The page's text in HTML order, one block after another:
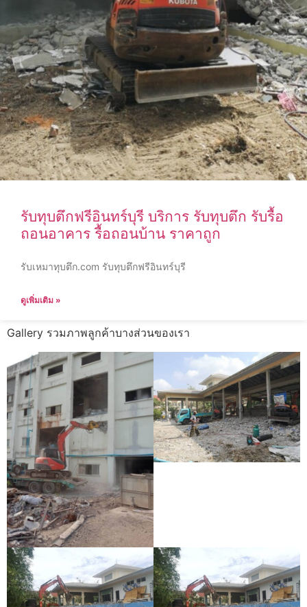
รับทุบตึกฟรีอินทร์บุรี บริการ รับทุบตึก รับรื้อ
ถอนอาคาร รื้อถอนบ้าน ราคาถูก
รับเหมาทุบตึก.com รับทุบตึกฟรีอินทร์บุรี
ดูเพิ่มเติม »
Gallery รวมภาพลูกค้าบางส่วนของเรา